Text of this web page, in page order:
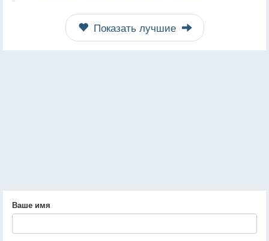
Показать лучшие
Ваше имя